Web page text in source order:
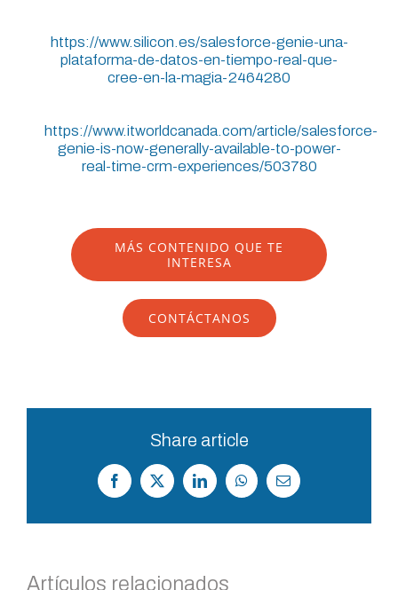
https://www.silicon.es/salesforce-genie-una-
plataforma-de-datos-en-tiempo-real-que-
cree-en-la-magia-2464280
https://www.itworldcanada.com/article/salesforce-
genie-is-now-generally-available-to-power-
real-time-crm-experiences/503780
MÁS CONTENIDO QUE TE
INTERESA
CONTÁCTANOS
Share article
Facebook
X LinkedInWhatsApp
Correo
electrónico
Artículos relacionados